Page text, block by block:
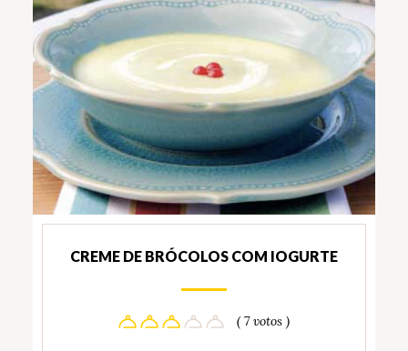
CREME DE BRÓCOLOS COM IOGURTE
( 7 votos )